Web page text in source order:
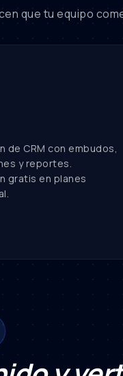
que tu equipo
de CRM con embudos,
y reportes.
gratis en planes